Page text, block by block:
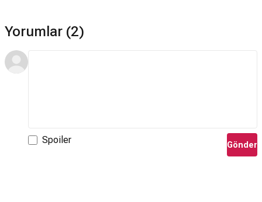
Yorumlar (2)
Spoiler Gönder